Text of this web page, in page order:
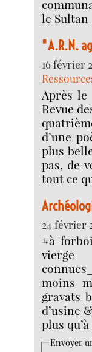
le
"A.R.N.
16 février
Après
Revue
d’une
plus
pas, de
tout ce
24 février
#à
moins
gravats
d’usine
plus
Envoyer